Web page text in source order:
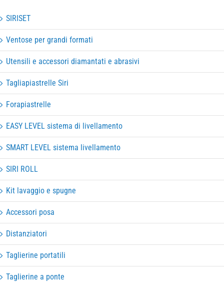
SIRISET
Ventose per grandi formati
Utensili e accessori diamantati e abrasivi
Tagliapiastrelle Siri
Forapiastrelle
EASY LEVEL sistema di livellamento
SMART LEVEL sistema livellamento
SIRI ROLL
Kit lavaggio e spugne
Accessori posa
Distanziatori
Taglierine portatili
Taglierine a ponte